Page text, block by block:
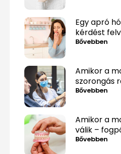
Egy apró
kérdést
Bővebben
Amikor a
szorongás
Bővebben
Amikor a
válik –
Bővebben